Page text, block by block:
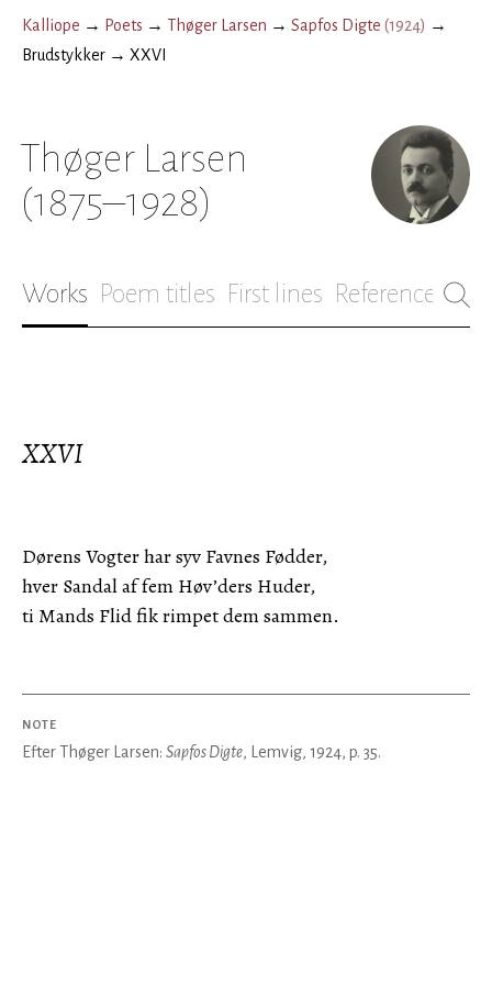
Kalliope → Poets → Thøger Larsen → Sapfos Digte (1924) →
Brudstykker → XXVI
Thøger Larsen
(1875–1928)
Works Poem titles First lines References
XXVI
Dørens Vogter har syv Favnes Fødder,
hver Sandal af fem Høv’ders Huder,
ti Mands Flid fik rimpet dem sammen.
NOTE
Efter Thøger Larsen: Sapfos Digte, Lemvig, 1924, p. 35.